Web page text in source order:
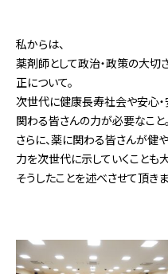
私からは、
薬剤師として政治・政策の大
正について。
次世代に健康長寿社会や安心
関わる皆さんの力が必要なこと。
さらに、薬に関わる皆さんが健
力を次世代に示していくことも
そうしたことを述べさせて頂きま